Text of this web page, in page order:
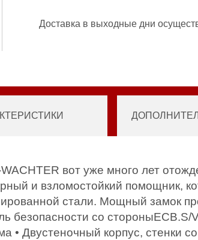
Доставка в выходные дни
вот уже много лет
и взломостойкий помощник,
стали. Мощный замок
безопасности со
• Двустеночный корпус, стенки